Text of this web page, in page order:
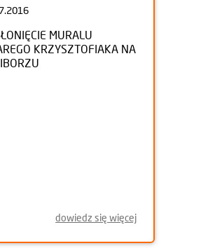
MURALU
KRZYSZTOFIAKA NA
dowiedz się więcej